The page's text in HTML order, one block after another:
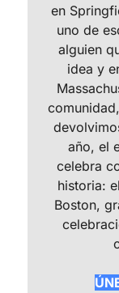
en
uno de
alguien
idea y
año, el
celebra
historia:
Boston,